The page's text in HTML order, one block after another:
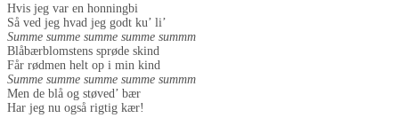
Hvis jeg var en honningbi
Så ved jeg hvad jeg godt ku’ li’
Summe summe summe summe summm
Blåbærblomstens sprøde skind
Får rødmen helt op i min kind
Summe summe summe summe summm
Men de blå og støved’ bær
Har jeg nu også rigtig kær!